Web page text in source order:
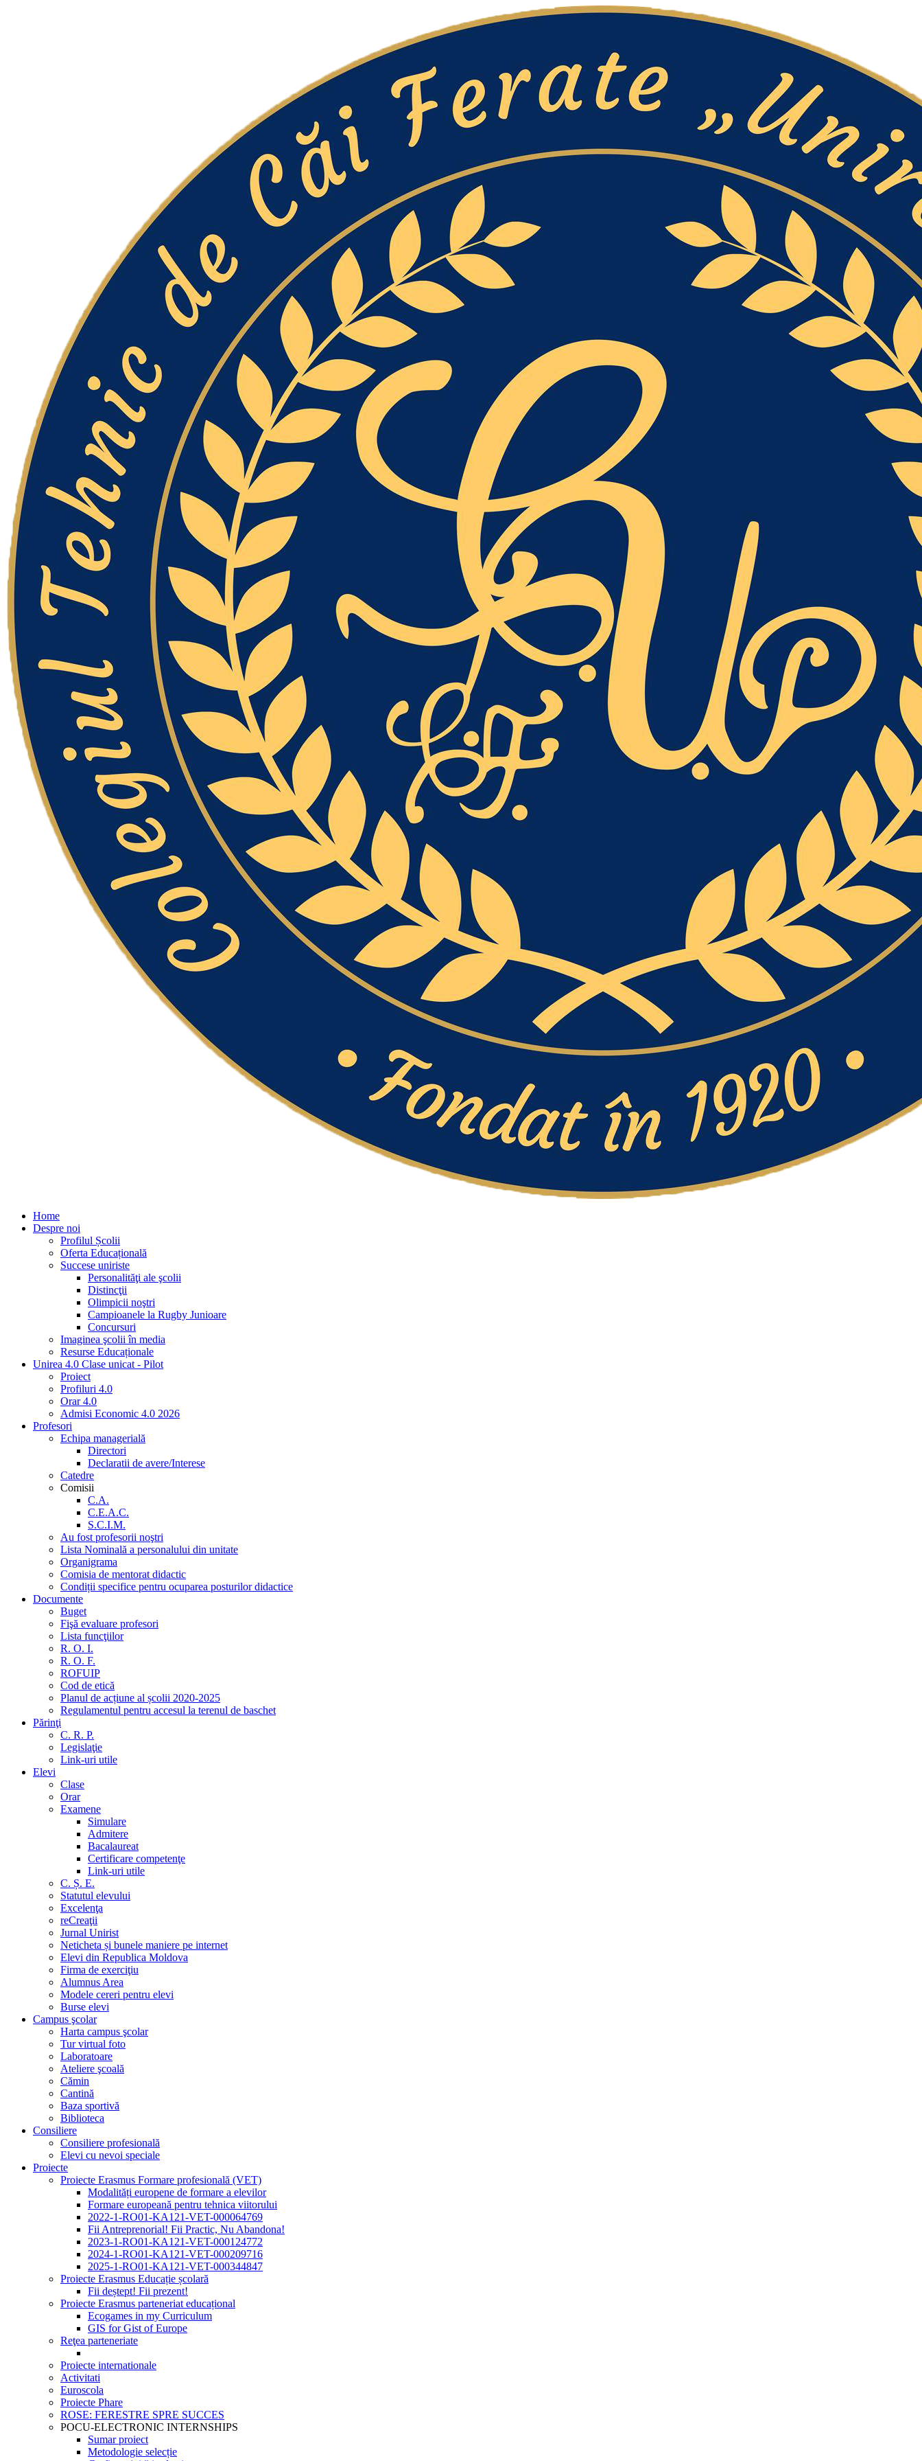
Home
Despre noi
Profilul Școlii
Oferta Educațională
Succese uniriste
Personalităţi ale şcolii
Distincţii
Olimpicii noştri
Campioanele la Rugby Junioare
Concursuri
Imaginea şcolii în media
Resurse Educaționale
Unirea 4.0 Clase unicat - Pilot
Proiect
Profiluri 4.0
Orar 4.0
Admisi Economic 4.0 2026
Profesori
Echipa managerială
Directori
Declaratii de avere/Interese
Catedre
Comisii
C.A.
C.E.A.C.
S.C.I.M.
Au fost profesorii noştri
Lista Nominală a personalului din unitate
Organigrama
Comisia de mentorat didactic
Condiții specifice pentru ocuparea posturilor didactice
Documente
Buget
Fişă evaluare profesori
Lista funcţiilor
R. O. I.
R. O. F.
ROFUIP
Cod de etică
Planul de acțiune al școlii 2020-2025
Regulamentul pentru accesul la terenul de baschet
Părinţi
C. R. P.
Legislaţie
Link-uri utile
Elevi
Clase
Orar
Examene
Simulare
Admitere
Bacalaureat
Certificare competenţe
Link-uri utile
C. Ș. E.
Statutul elevului
Excelenţa
reCreaţii
Jurnal Unirist
Neticheta și bunele maniere pe internet
Elevi din Republica Moldova
Firma de exerciţiu
Alumnus Area
Modele cereri pentru elevi
Burse elevi
Campus şcolar
Harta campus şcolar
Tur virtual foto
Laboratoare
Ateliere şcoală
Cămin
Cantină
Baza sportivă
Biblioteca
Consiliere
Consiliere profesională
Elevi cu nevoi speciale
Proiecte
Proiecte Erasmus Formare profesională (VET)
Modalități europene de formare a elevilor
Formare europeană pentru tehnica viitorului
2022-1-RO01-KA121-VET-000064769
Fii Antreprenorial! Fii Practic, Nu Abandona!
2023-1-RO01-KA121-VET-000124772
2024-1-RO01-KA121-VET-000209716
2025-1-RO01-KA121-VET-000344847
Proiecte Erasmus Educație școlară
Fii deștept! Fii prezent!
Proiecte Erasmus parteneriat educațional
Ecogames in my Curriculum
GIS for Gist of Europe
Reţea parteneriate
Proiecte internationale
Activitati
Euroscola
Proiecte Phare
ROSE: FERESTRE SPRE SUCCES
POCU-ELECTRONIC INTERNSHIPS
Sumar proiect
Metodologie selecție